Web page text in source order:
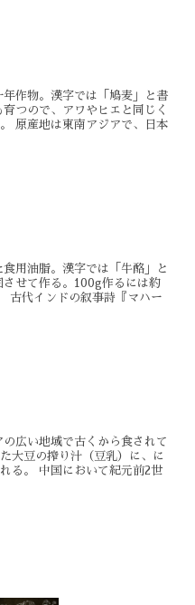
作物。漢字では「鳩麦」と書
つので、アワやヒエと同じく
原産地は東南アジアで、日本
用油脂。漢字では「牛酪」と
せて作る。100g作るには約
古代インドの叙事詩『マハー
広い地域で古くから食されて
大豆の搾り汁（豆乳）に、に
る。 中国において紀元前2世